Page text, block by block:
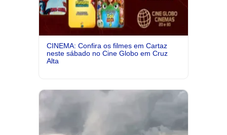
CINEMA: Confira os filmes em Cartaz
neste sábado no Cine Globo em Cruz
Alta